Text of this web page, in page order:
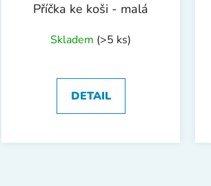
Příčka ke koši - malá
Skladem (>5 ks)
DETAIL